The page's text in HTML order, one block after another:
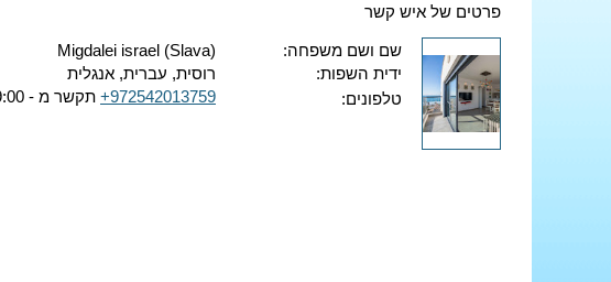
פרטים של איש קשר
שם ושם משפחה:
Migdalei israel (Slava)
ידית השפות:
רוסית, עברית, אנגלית
טלפונים:
+972542013759 תקשר מ - 09:00 ועד - 21:00